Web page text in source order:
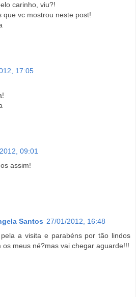
carinho, viu?!
que vc mostrou neste post!
17:05
09:01
assim!
Santos 27/01/2012, 16:48
a visita e parabéns por tão lindos
os meus né?mas vai chegar aguarde!!!